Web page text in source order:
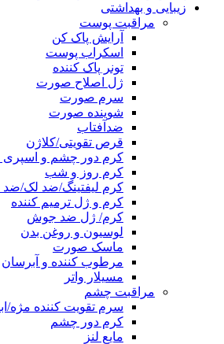
زیبایی و بهداشتی
مراقبت پوست
آرایش پاک کن
اسکراب پوست
تونر پاک کننده
ژل اصلاح صورت
سرم صورت
شوینده صورت
ضدآفتاب
قرص تقویتی/کلاژن
کرم دور چشم و اسپری
کرم روز و شب
کرم لیفتینگ/ضد لک/
کرم و ژل ترمیم کننده
کرم/ ژل ضد جوش
لوسیون و روغن بدن
ماسک صورت
مرطوب کننده و آبرسان
مسیلار واتر
مراقبت چشم
سرم تقویت کننده مژه/
کرم دور چشم
مایع لنز